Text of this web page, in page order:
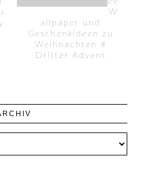
W
allpaper und
Geschenkideen zu
Weihnachten #
Dritter Advent